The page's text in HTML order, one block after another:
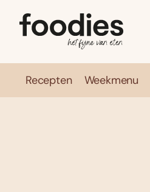
Recepten Weekmenu